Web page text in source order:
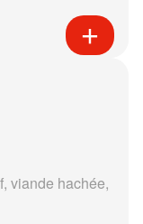
viande hachée,